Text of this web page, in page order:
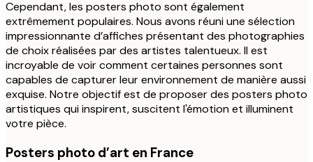
Cependant, les posters photo sont également
extrêmement populaires. Nous avons réuni une sélection
impressionnante d’affiches présentant des photographies
de choix réalisées par des artistes talentueux. Il est
incroyable de voir comment certaines personnes sont
capables de capturer leur environnement de manière aussi
exquise. Notre objectif est de proposer des posters photo
artistiques qui inspirent, suscitent l'émotion et illuminent
votre pièce.
Posters photo d’art en France